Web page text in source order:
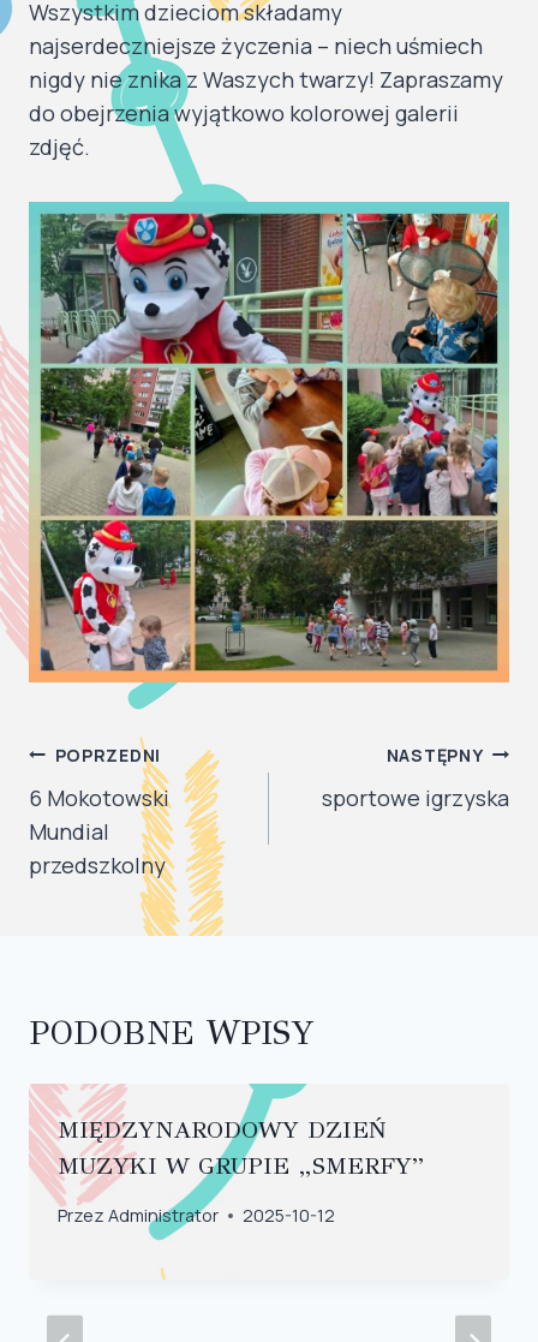
​Wszystkim dzieciom składamy
najserdeczniejsze życzenia – niech uśmiech
nigdy nie znika z Waszych twarzy! Zapraszamy
do obejrzenia wyjątkowo kolorowej galerii
zdjęć.
NAWIGACJA
WPISU
POPRZEDNI
6 Mokotowski
Mundial
przedszkolny
NASTĘPNY
sportowe igrzyska
PODOBNE WPISY
MIĘDZYNARODOWY DZIEŃ
MUZYKI W GRUPIE „SMERFY”
Przez Administrator 2025-10-12